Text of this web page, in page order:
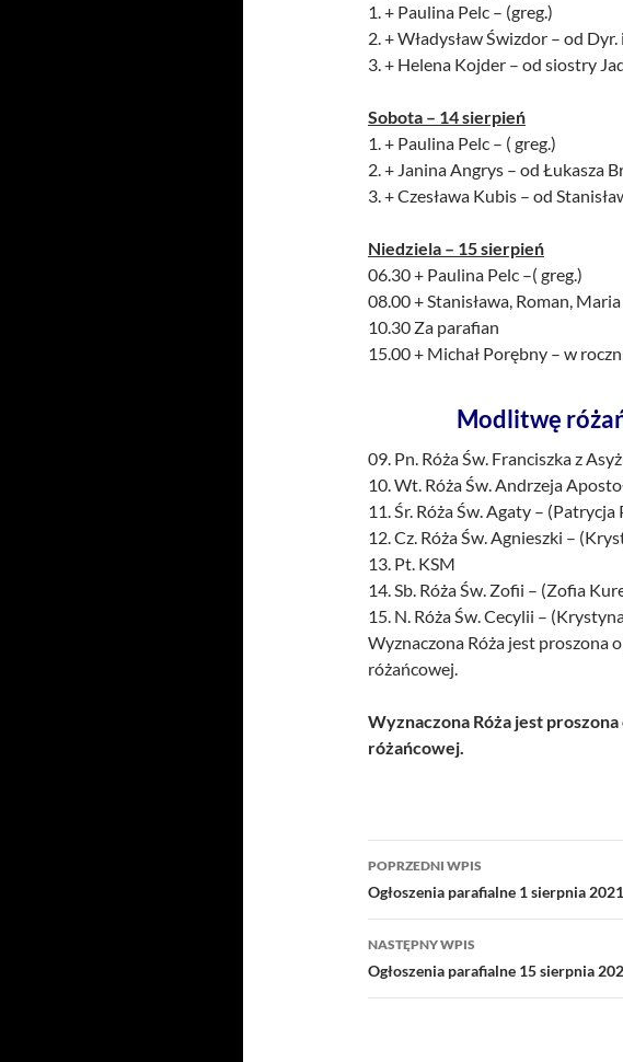
1. + Paulina Pelc – (greg.)
2. + Władysław Świzdor – od
3. + Helena Kojder – od siostry
Sobota – 14 sierpień
1. + Paulina Pelc – ( greg.)
2. + Janina Angrys – od Łukasza
3. + Czesława Kubis – od
Niedziela – 15 sierpień
06.30 + Paulina Pelc –( greg.)
08.00 + Stanisława, Roman,
10.30 Za parafian
15.00 + Michał Porębny – w
Modlitwę
09. Pn. Róża Św. Franciszka z
10. Wt. Róża Św. Andrzeja
11. Śr. Róża Św. Agaty – (Patrycja
12. Cz. Róża Św. Agnieszki –
13. Pt. KSM
14. Sb. Róża Św. Zofii – (Zofia
15. N. Róża Św. Cecylii –
Wyznaczona Róża jest proszona
różańcowej.
Wyznaczona Róża jest
różańcowej.
Nawigacja
wpisu
POPRZEDNI WPIS
Ogłoszenia parafialne 1 sierpnia 2021
NASTĘPNY WPIS
Ogłoszenia parafialne 15 sierpnia